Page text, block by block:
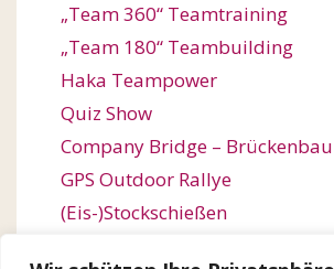
„Team 360“ Teamtraining
„Team 180“ Teambuilding
Haka Teampower
Quiz Show
Company Bridge – Brückenbau
GPS Outdoor Rallye
(Eis-)Stockschießen